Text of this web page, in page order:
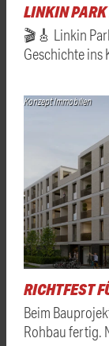
LINKIN
🎬🎸 Linkin
Geschichte ins
Konzept Immobilien
RICHTFEST
Beim
Rohbau fertig.